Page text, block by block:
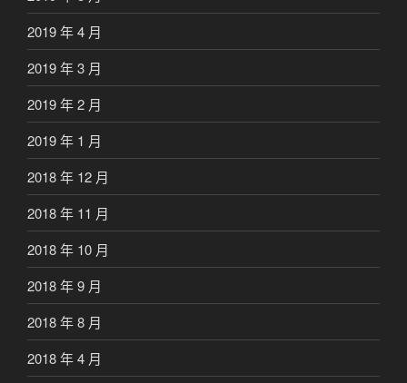
2019 年 4 月
2019 年 3 月
2019 年 2 月
2019 年 1 月
2018 年 12 月
2018 年 11 月
2018 年 10 月
2018 年 9 月
2018 年 8 月
2018 年 4 月